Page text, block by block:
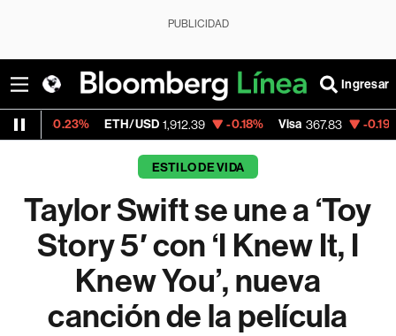
PUBLICIDAD
Ingresar
ETH/USD 1,912.39 -0.18% Visa 367.83 -0.19%
ESTILO DE VIDA
Taylor Swift se une a ‘Toy
Story 5′ con ‘I Knew It, I
Knew You’, nueva
canción de la película